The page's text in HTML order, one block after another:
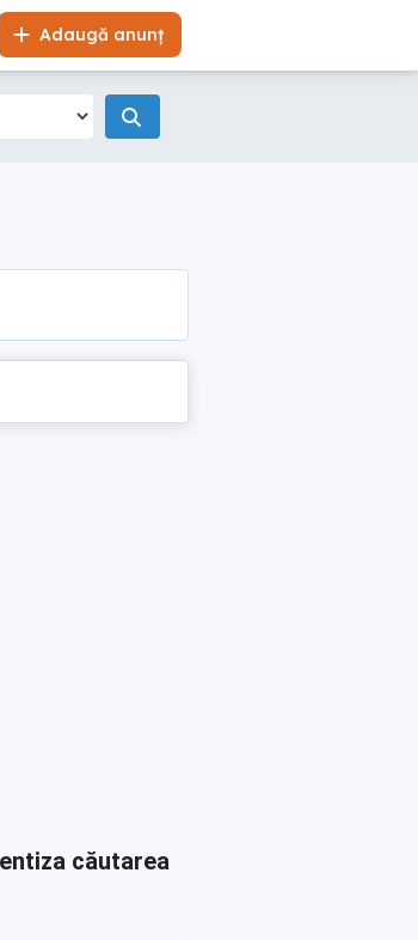
Adaugă anunț
căutarea